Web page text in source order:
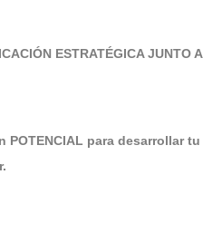
ESTRATÉGICA JUNTO A
POTENCIAL para desarrollar tu